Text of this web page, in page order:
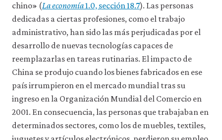
chino» (La economía1.0, sección 18.7). Las personas
dedicadas a ciertas profesiones, como el trabajo
administrativo, han sido las más perjudicadas por el
desarrollo de nuevas tecnologías capaces de
reemplazarlas en tareas rutinarias. El impacto de
China se produjo cuando los bienes fabricados en ese
país irrumpieron en el mercado mundial tras su
ingreso en la Organización Mundial del Comercio en
2001. En consecuencia, las personas que trabajaban en
determinados sectores, como los de muebles, textiles,